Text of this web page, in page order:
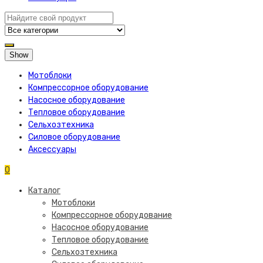
Show
Мотоблоки
Компрессорное оборудование
Насосное оборудование
Тепловое оборудование
Сельхозтехника
Силовое оборудование
Аксессуары
0
Каталог
Мотоблоки
Компрессорное оборудование
Насосное оборудование
Тепловое оборудование
Сельхозтехника